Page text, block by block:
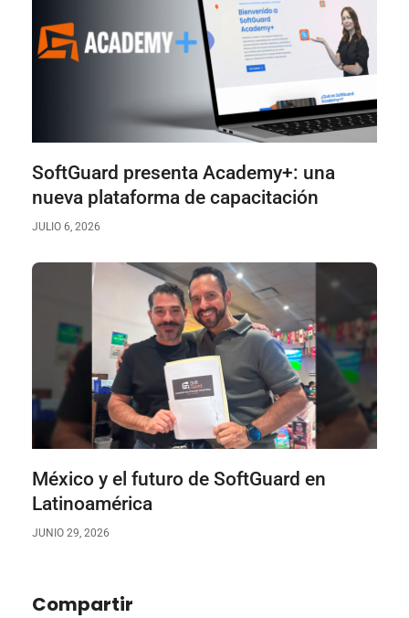
SoftGuard presenta Academy+: una
nueva plataforma de capacitación
JULIO 6, 2026
México y el futuro de SoftGuard en
Latinoamérica
JUNIO 29, 2026
Compartir